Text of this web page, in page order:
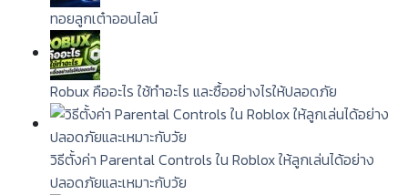
ทอยลูกเต๋าออนไลน์
Robux คืออะไร ใช้ทำอะไร และซื้ออย่างไรให้ปลอดภัย
วิธีตั้งค่า Parental Controls ใน Roblox ให้ลูกเล่นได้อย่าง
ปลอดภัยและเหมาะกับวัย